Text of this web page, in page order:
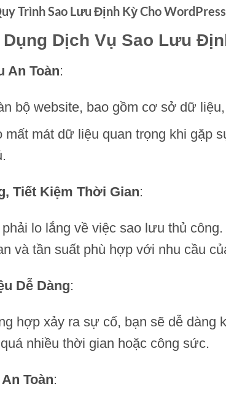
Trình Sao Lưu Định Kỳ Cho WordPress
Dịch Vụ Sao Lưu
An Toàn:
bộ website, bao gồm cơ sở dữ
mất mát dữ liệu quan trọng khi gặp
Tiết Kiệm Thời Gian:
lo lắng về việc sao lưu thủ
và tần suất phù hợp với nhu cầu
Dễ Dàng:
hợp xảy ra sự cố, bạn sẽ dễ dàng
nhiều thời gian hoặc công sức.
Toàn: